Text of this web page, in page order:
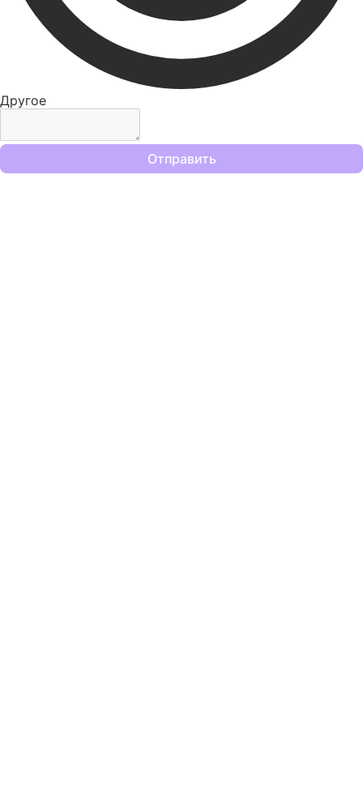
Другое
Отправить